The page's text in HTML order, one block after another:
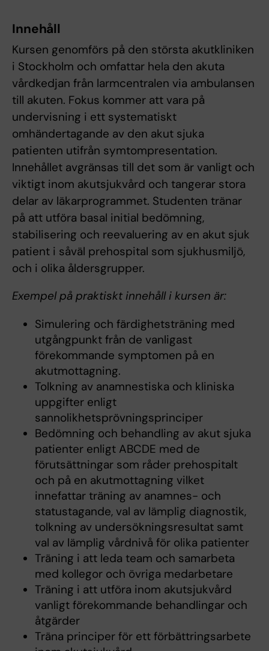
Innehåll
Kursen genomförs på den största akutkliniken
i Stockholm och omfattar hela den akuta
vårdkedjan från larmcentralen via ambulansen
till akuten. Fokus kommer att vara på
undervisning i ett systematiskt
omhändertagande av den akut sjuka
patienten utifrån symtompresentation.
Innehållet avgränsas till det som är vanligt och
viktigt inom akutsjukvård och tangerar stora
delar av läkarprogrammet. Studenten tränar
på att utföra basal initial bedömning,
stabilisering och reevaluering av en akut sjuk
patient i såväl prehospital som sjukhusmiljö,
och i olika åldersgrupper.
Exempel på praktiskt innehåll i kursen är:
Simulering och färdighetsträning med
utgångpunkt från de vanligast
förekommande symptomen på en
akutmottagning.
Tolkning av anamnestiska och kliniska
uppgifter enligt
sannolikhetsprövningsprinciper
Bedömning och behandling av akut sjuka
patienter enligt ABCDE med de
förutsättningar som råder prehospitalt
och på en akutmottagning vilket
innefattar träning av anamnes- och
statustagande, val av lämplig diagnostik,
tolkning av undersökningsresultat samt
val av lämplig vårdnivå för olika patienter
Träning i att leda team och samarbeta
med kollegor och övriga medarbetare
Träning i att utföra inom akutsjukvård
vanligt förekommande behandlingar och
åtgärder
Träna principer för ett förbättringsarbete